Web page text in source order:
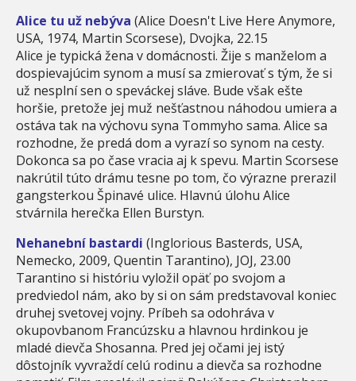
Alice tu už nebýva (Alice Doesn't Live Here Anymore,
USA, 1974, Martin Scorsese), Dvojka, 22.15
Alice je typická žena v domácnosti. Žije s manželom a
dospievajúcim synom a musí sa zmierovať s tým, že si
už nesplní sen o speváckej sláve. Bude však ešte
horšie, pretože jej muž nešťastnou náhodou umiera a
ostáva tak na výchovu syna Tommyho sama. Alice sa
rozhodne, že predá dom a vyrazí so synom na cesty.
Dokonca sa po čase vracia aj k spevu. Martin Scorsese
nakrútil túto drámu tesne po tom, čo výrazne prerazil
gangsterkou Špinavé ulice. Hlavnú úlohu Alice
stvárnila herečka Ellen Burstyn.
Nehanební bastardi (Inglorious Basterds, USA,
Nemecko, 2009, Quentin Tarantino), JOJ, 23.00
Tarantino si históriu vyložil opäť po svojom a
predviedol nám, ako by si on sám predstavoval koniec
druhej svetovej vojny. Príbeh sa odohráva v
okupovbanom Francúzsku a hlavnou hrdinkou je
mladé dievča Shosanna. Pred jej očami jej istý
dôstojník vyvraždí celú rodinu a dievča sa rozhodne